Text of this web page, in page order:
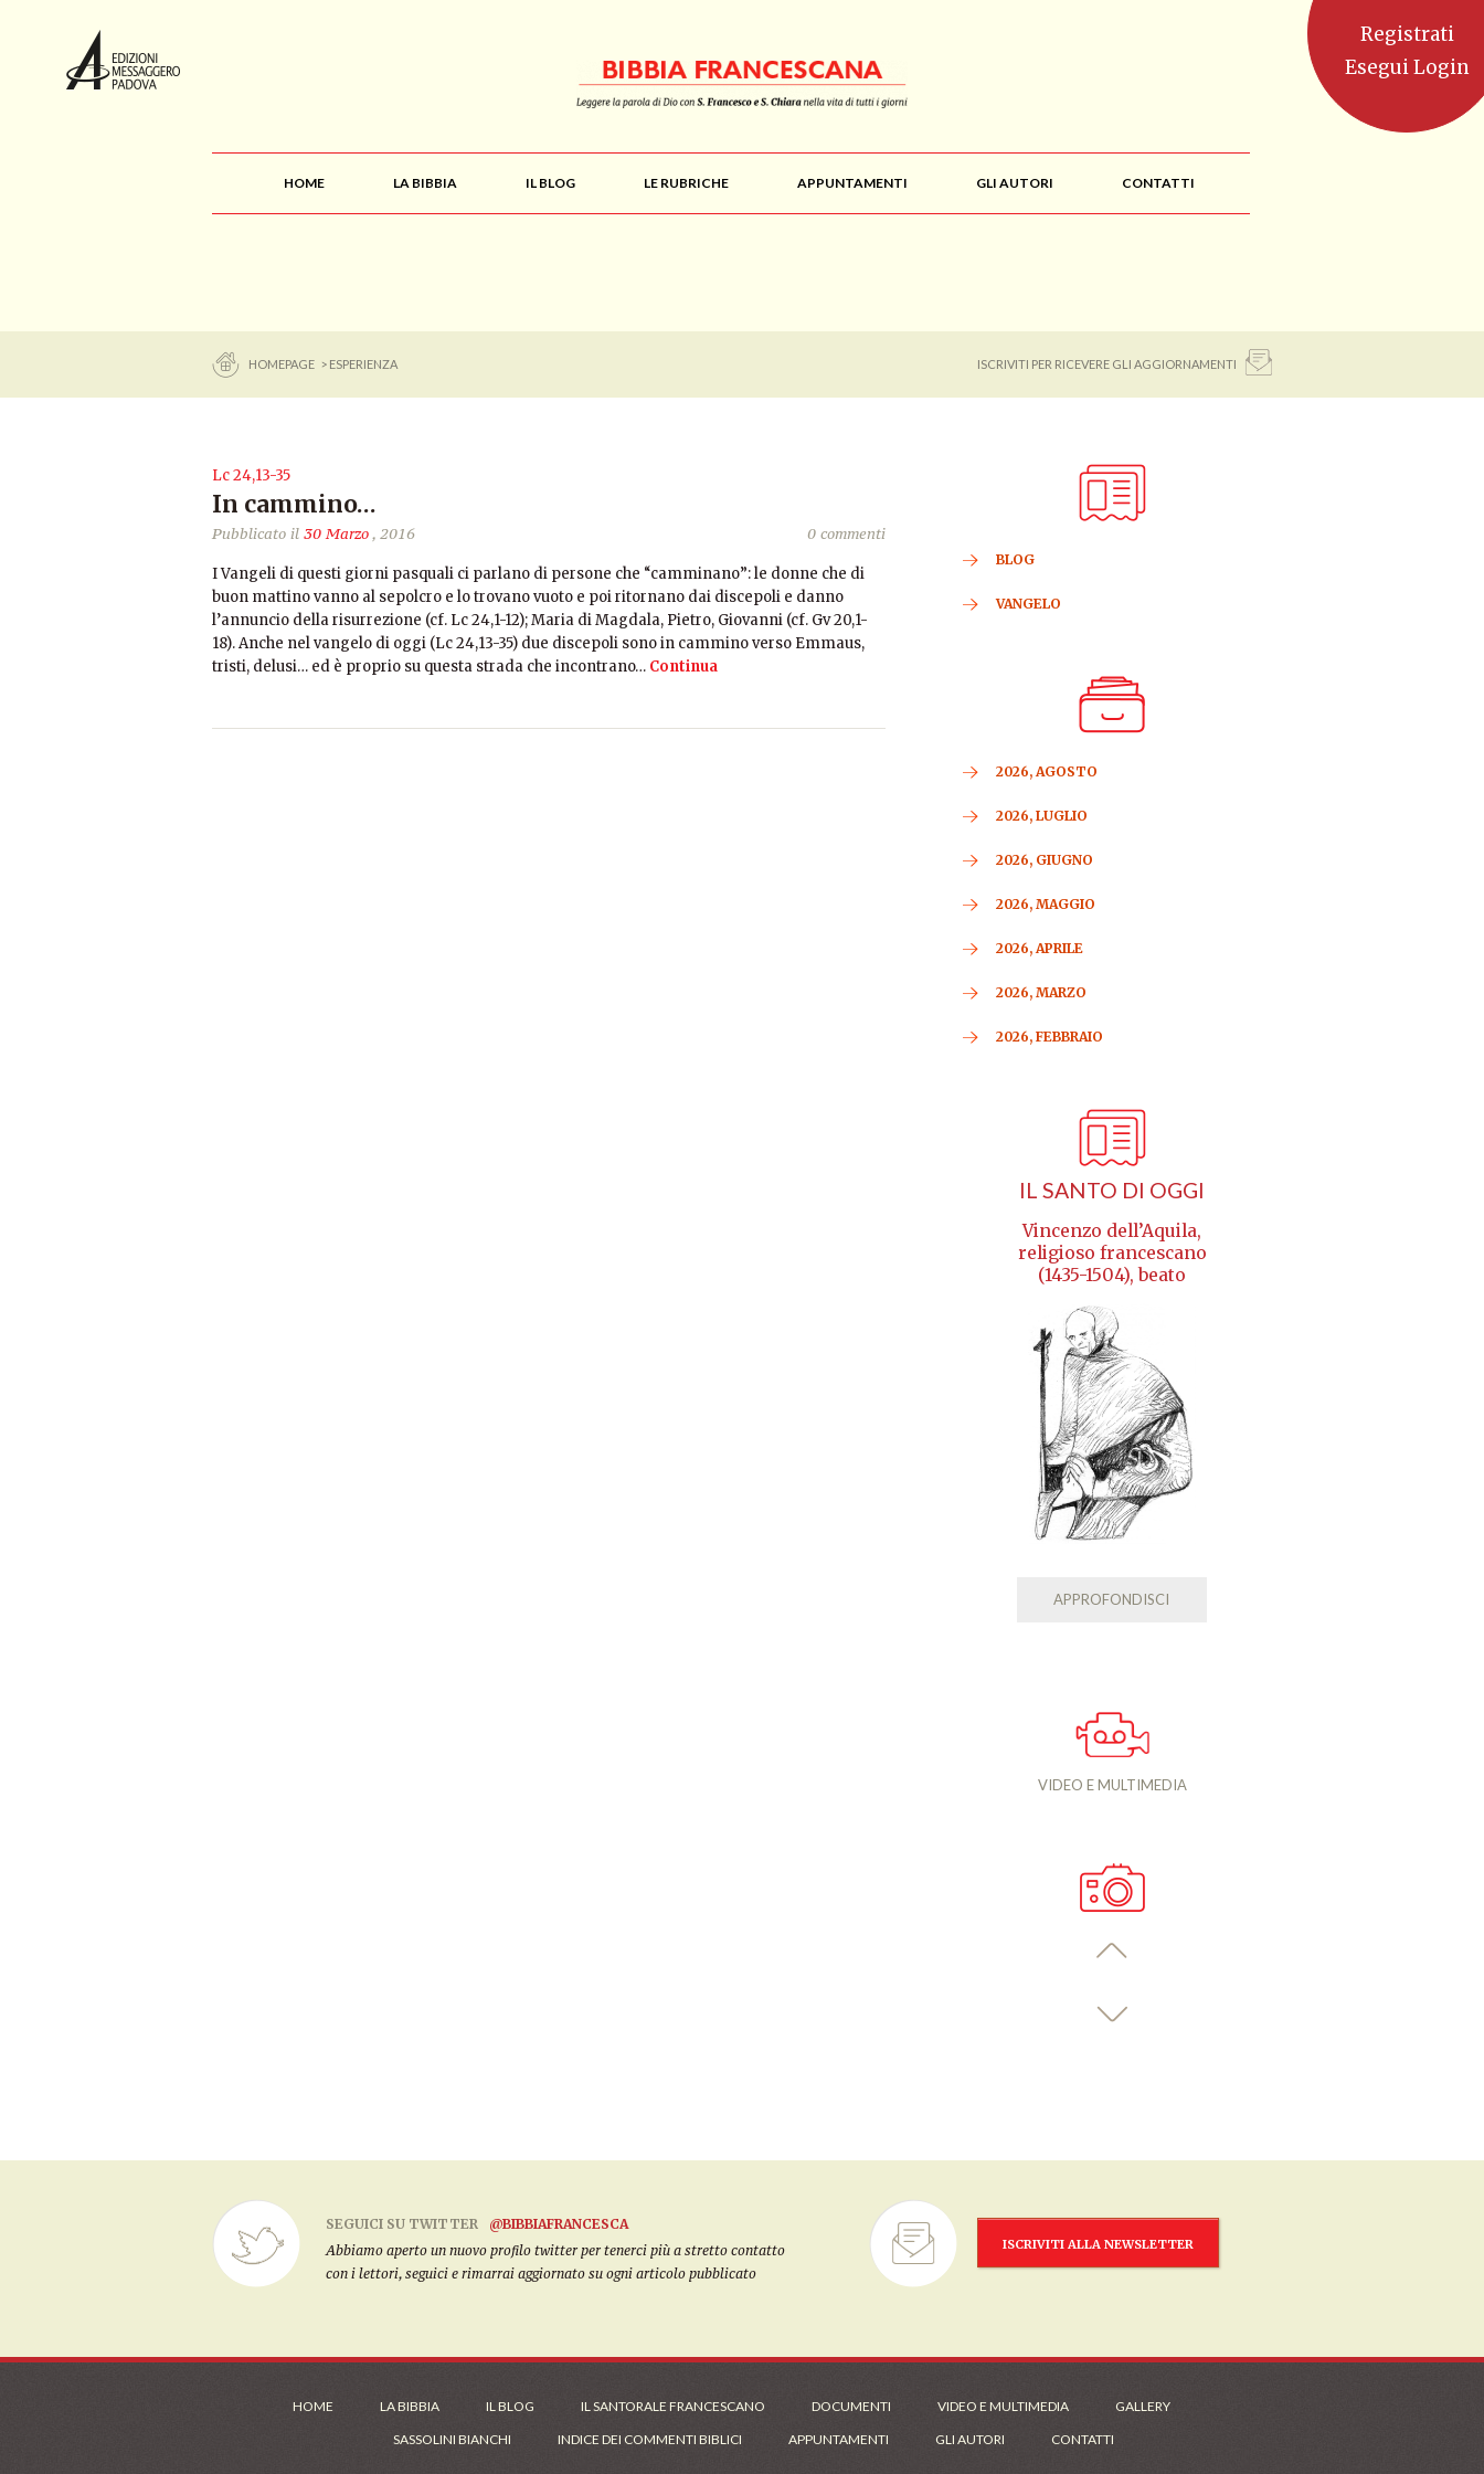
HOME LA BIBBIA IL BLOG LE RUBRICHE APPUNTAMENTI GLI AUTORI CONTATTI
HOMEPAGE > ESPERIENZA ISCRIVITI PER RICEVERE GLI AGGIORNAMENTI
Lc 24,13-35
In cammino…
Pubblicato il 30 Marzo, 2016 0 commenti
I Vangeli di questi giorni pasquali ci parlano di persone che “camminano”: le donne che di
buon mattino vanno al sepolcro e lo trovano vuoto e poi ritornano dai discepoli e danno
l’annuncio della risurrezione (cf. Lc 24,1-12); Maria di Magdala, Pietro, Giovanni (cf. Gv 20,1-
18). Anche nel vangelo di oggi (Lc 24,13-35) due discepoli sono in cammino verso Emmaus,
tristi, delusi… ed è proprio su questa strada che incontrano… Continua
BLOG
VANGELO
2026, AGOSTO
2026, LUGLIO
2026, GIUGNO
2026, MAGGIO
2026, APRILE
2026, MARZO
2026, FEBBRAIO
IL SANTO DI OGGI
Vincenzo dell’Aquila,
religioso francescano
(1435-1504), beato
APPROFONDISCI
VIDEO E MULTIMEDIA
SEGUICI SU TWITTER
@BIBBIAFRANCESCA
Abbiamo aperto un nuovo profilo twitter per tenerci più a stretto contatto
con i lettori, seguici e rimarrai aggiornato su ogni articolo pubblicato
ISCRIVITI ALLA NEWSLETTER
HOME LA BIBBIA IL BLOG IL SANTORALE FRANCESCANO DOCUMENTI VIDEO E MULTIMEDIA
GALLERY
SASSOLINI BIANCHI
INDICE DEI COMMENTI BIBLICI APPUNTAMENTI GLI AUTORI CONTATTI
Registrati
Esegui Login